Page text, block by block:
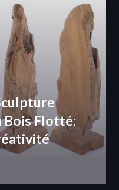
Bois Flotté: